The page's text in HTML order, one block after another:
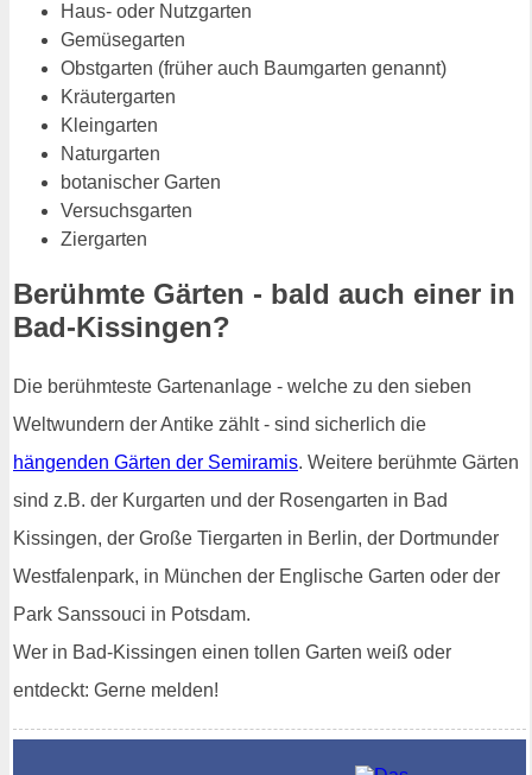
Haus- oder Nutzgarten
Gemüsegarten
Obstgarten (früher auch Baumgarten genannt)
Kräutergarten
Kleingarten
Naturgarten
botanischer Garten
Versuchsgarten
Ziergarten
Berühmte Gärten - bald auch einer in
Bad-Kissingen?
Die berühmteste Gartenanlage - welche zu den sieben
Weltwundern der Antike zählt - sind sicherlich die
hängenden Gärten der Semiramis. Weitere berühmte Gärten
sind z.B. der Kurgarten und der Rosengarten in Bad
Kissingen, der Große Tiergarten in Berlin, der Dortmunder
Westfalenpark, in München der Englische Garten oder der
Park Sanssouci in Potsdam.
Wer in Bad-Kissingen einen tollen Garten weiß oder
entdeckt: Gerne melden!